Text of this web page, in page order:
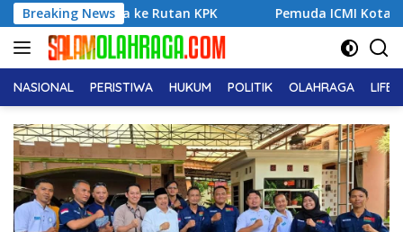
Langsung
ke
konten
Breaking News
Rutan KPK Pemuda ICMI Kota Tual Apresiasi Pra
NASIONAL PERISTIWA HUKUM POLITIK OLAHRAGA